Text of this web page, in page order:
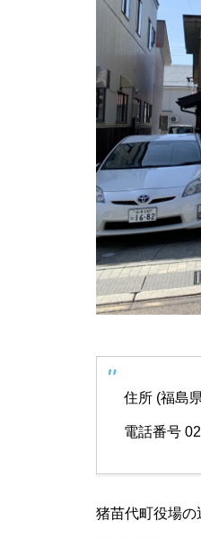
住所 (福島
電話番号
猪苗代町役場